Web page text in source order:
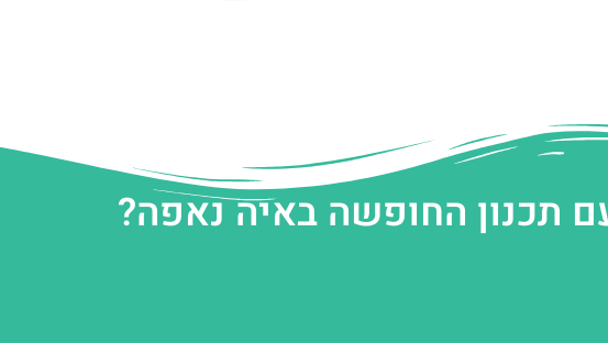
תכנון החופשה באיה נאפה?